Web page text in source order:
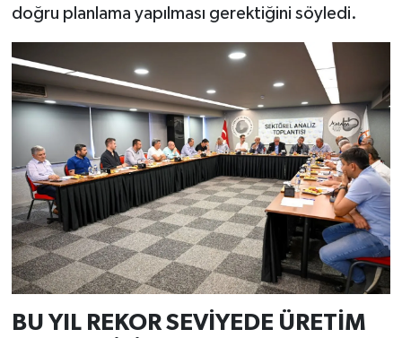
doğru planlama yapılması gerektiğini söyledi.
BU YIL REKOR SEVİYEDE ÜRETİM